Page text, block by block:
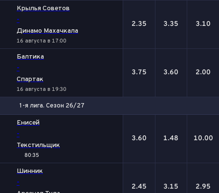
Крылья Советов
-
Динамо Махачкала
16 августа в 17:00
2.35 3.35 3.10
Балтика
-
Спартак
16 августа в 19:30
3.75 3.60 2.00
1-я лига. Сезон 26/27
Енисей
-
Текстильщик
80:35
3.60 1.48 10.00
Шинник
- 2.45 3.15 2.95